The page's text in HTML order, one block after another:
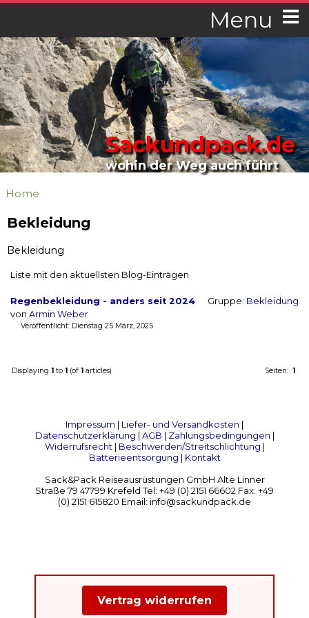
Menu
Sackundpack.de
wohin der Weg auch führt
Home
Bekleidung
Bekleidung
Liste mit den aktuellsten Blog-Einträgen
Regenbekleidung - anders seit 2024
von Armin Weber
Gruppe: Bekleidung
Veröffentlicht: Dienstag 25 März, 2025
Displaying 1 to 1 (of 1 articles) Seiten: 1
Impressum | Liefer- und Versandkosten |
Datenschutzerklärung | AGB | Zahlungsbedingungen |
Widerrufsrecht| Beschwerden/Streitschlichtung |
Batterieentsorgung | Kontakt
Sack&Pack Reiseausrüstungen GmbH Alte Linner
Straße 79 47799 Krefeld Tel: +49 (0) 2151 66602 Fax: +49
(0) 2151 615820 Email: info@sackundpack.de
Vertrag widerrufen